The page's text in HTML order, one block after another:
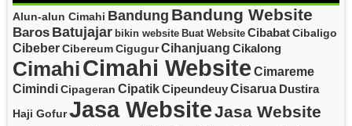
Alun-alun Cimahi Bandung Bandung Website
Baros Batujajar bikin website Buat Website CibabatCibaligo
CibeberCibereumCigugurCihanjuang Cikalong
CimahiCimahi Website Cimareme
CimindiCipageran CipatikCipeundeuyCisarua Dustira
Haji Gofur Jasa WebsiteJasa Website